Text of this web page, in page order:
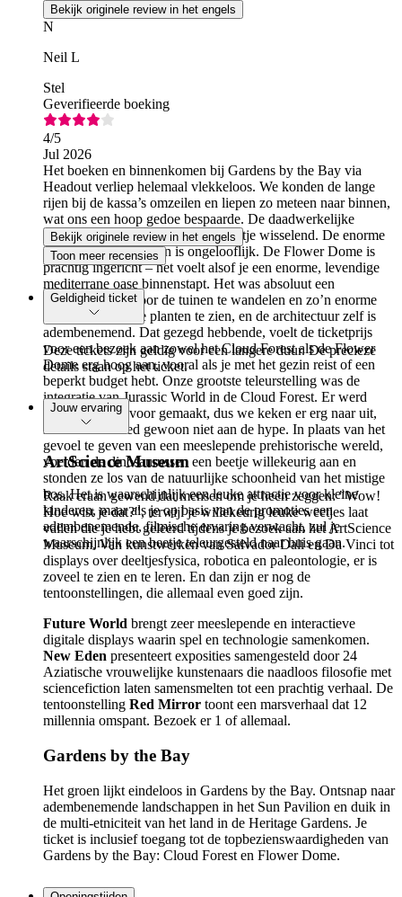
Bekijk originele review in het engels
N
Neil L
Stel
Geverifieerde boeking
4/5
Jul 2026
Het boeken en binnenkomen bij Gardens by the Bay via
Headout verliep helemaal vlekkeloos. We konden de lange
rijen bij de kassa’s omzeilen en liepen zo meteen naar binnen,
wat ons een hoop gedoe bespaarde. De daadwerkelijke
ervaring binnen was echter een beetje wisselend. De enorme
omvang van de kassen is ongelooflijk. De Flower Dome is
prachtig ingericht – het voelt alsof je een enorme, levendige
mediterrane oase binnenstapt. Het was absoluut een
hoogtepunt om door de tuinen te wandelen en zo’n enorme
collectie exotische planten te zien, en de architectuur zelf is
adembenemend. Dat gezegd hebbende, voelt de ticketprijs
voor een bezoek aan zowel het Cloud Forest als de Flower
Dome erg hoog aan, vooral als je met het gezin reist of een
beperkt budget hebt. Onze grootste teleurstelling was de
integratie van Jurassic World in de Cloud Forest. Er werd
overal reclame voor gemaakt, dus we keken er erg naar uit,
maar het voldeed gewoon niet aan de hype. In plaats van het
gevoel te geven van een meeslepende prehistorische wereld,
voelden de dinosaurussen een beetje willekeurig aan en
stonden ze los van de natuurlijke schoonheid van het mistige
bos. Het is waarschijnlijk een leuke attractie voor kleine
kinderen, maar als je op basis van de promoties een
adembenemende, filmische ervaring verwacht, zul je
waarschijnlijk een beetje teleurgesteld naar huis gaan.
Bekijk originele review in het engels
Toon meer recensies
Geldigheid ticket
Deze tickets zijn geldig voor een langere duur. De precieze
details staan op het ticket.
Jouw ervaring
ArtScience Museum
Raak eraan gewend dat mensen om je heen zeggen: "Wow!
Hoe wist je dat?", terwijl je willekeurig leuke weetjes laat
vallen die je hebt geleerd tijdens je bezoek aan het ArtScience
Museum. Van kunstwerken van Salvador Dali en Da Vinci tot
displays over deeltjesfysica, robotica en paleontologie, er is
zoveel te zien en te leren. En dan zijn er nog de
tentoonstellingen, die allemaal even goed zijn.
Future World brengt zeer meeslepende en interactieve
digitale displays waarin spel en technologie samenkomen.
New Eden presenteert exposities samengesteld door 24
Aziatische vrouwelijke kunstenaars die naadloos filosofie met
sciencefiction laten samensmelten tot een prachtig verhaal. De
tentoonstelling Red Mirror toont een marsverhaal dat 12
millennia omspant. Bezoek er 1 of allemaal.
Gardens by the Bay
Het groen lijkt eindeloos in Gardens by the Bay. Ontsnap naar
adembenemende landschappen in het Sun Pavilion en duik in
de multi-etniciteit van het land in de Heritage Gardens. Je
ticket is inclusief toegang tot de topbezienswaardigheden van
Gardens by the Bay: Cloud Forest en Flower Dome.